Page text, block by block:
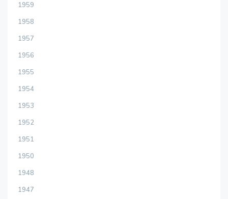
1959
1958
1957
1956
1955
1954
1953
1952
1951
1950
1948
1947